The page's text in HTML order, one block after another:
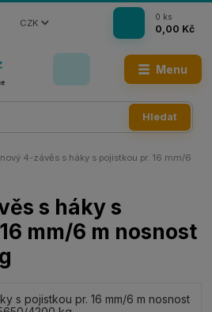
Menu
CZK
Hledat
0 ks
0,00 Kč
4-závěs s háky s pojistkou pr. 16 mm/6
s háky s
mm/6 m nosnost